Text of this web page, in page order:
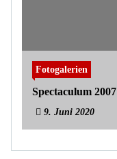
Fotogalerien
Spectaculum 2007
9. Juni 2020